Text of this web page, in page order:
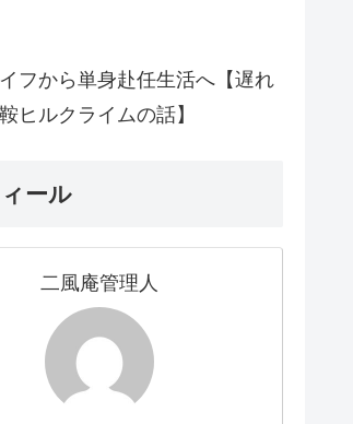
フから単身赴任生活へ【遅れ
ヒルクライムの話】
ール
二風庵管理人